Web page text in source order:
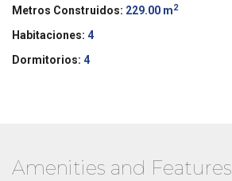
Metros Construidos: 229.00 m2
Habitaciones: 4
Dormitorios: 4
Amenities and Features